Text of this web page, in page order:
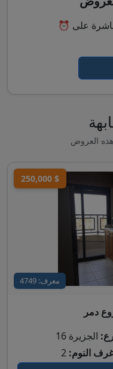
⏰ وفر وقتك! أحدث العروض تصلك مباشرة على
العروض
250,000 $
معرف: 4749
دمر
الجزيرة 16
النوم: 2